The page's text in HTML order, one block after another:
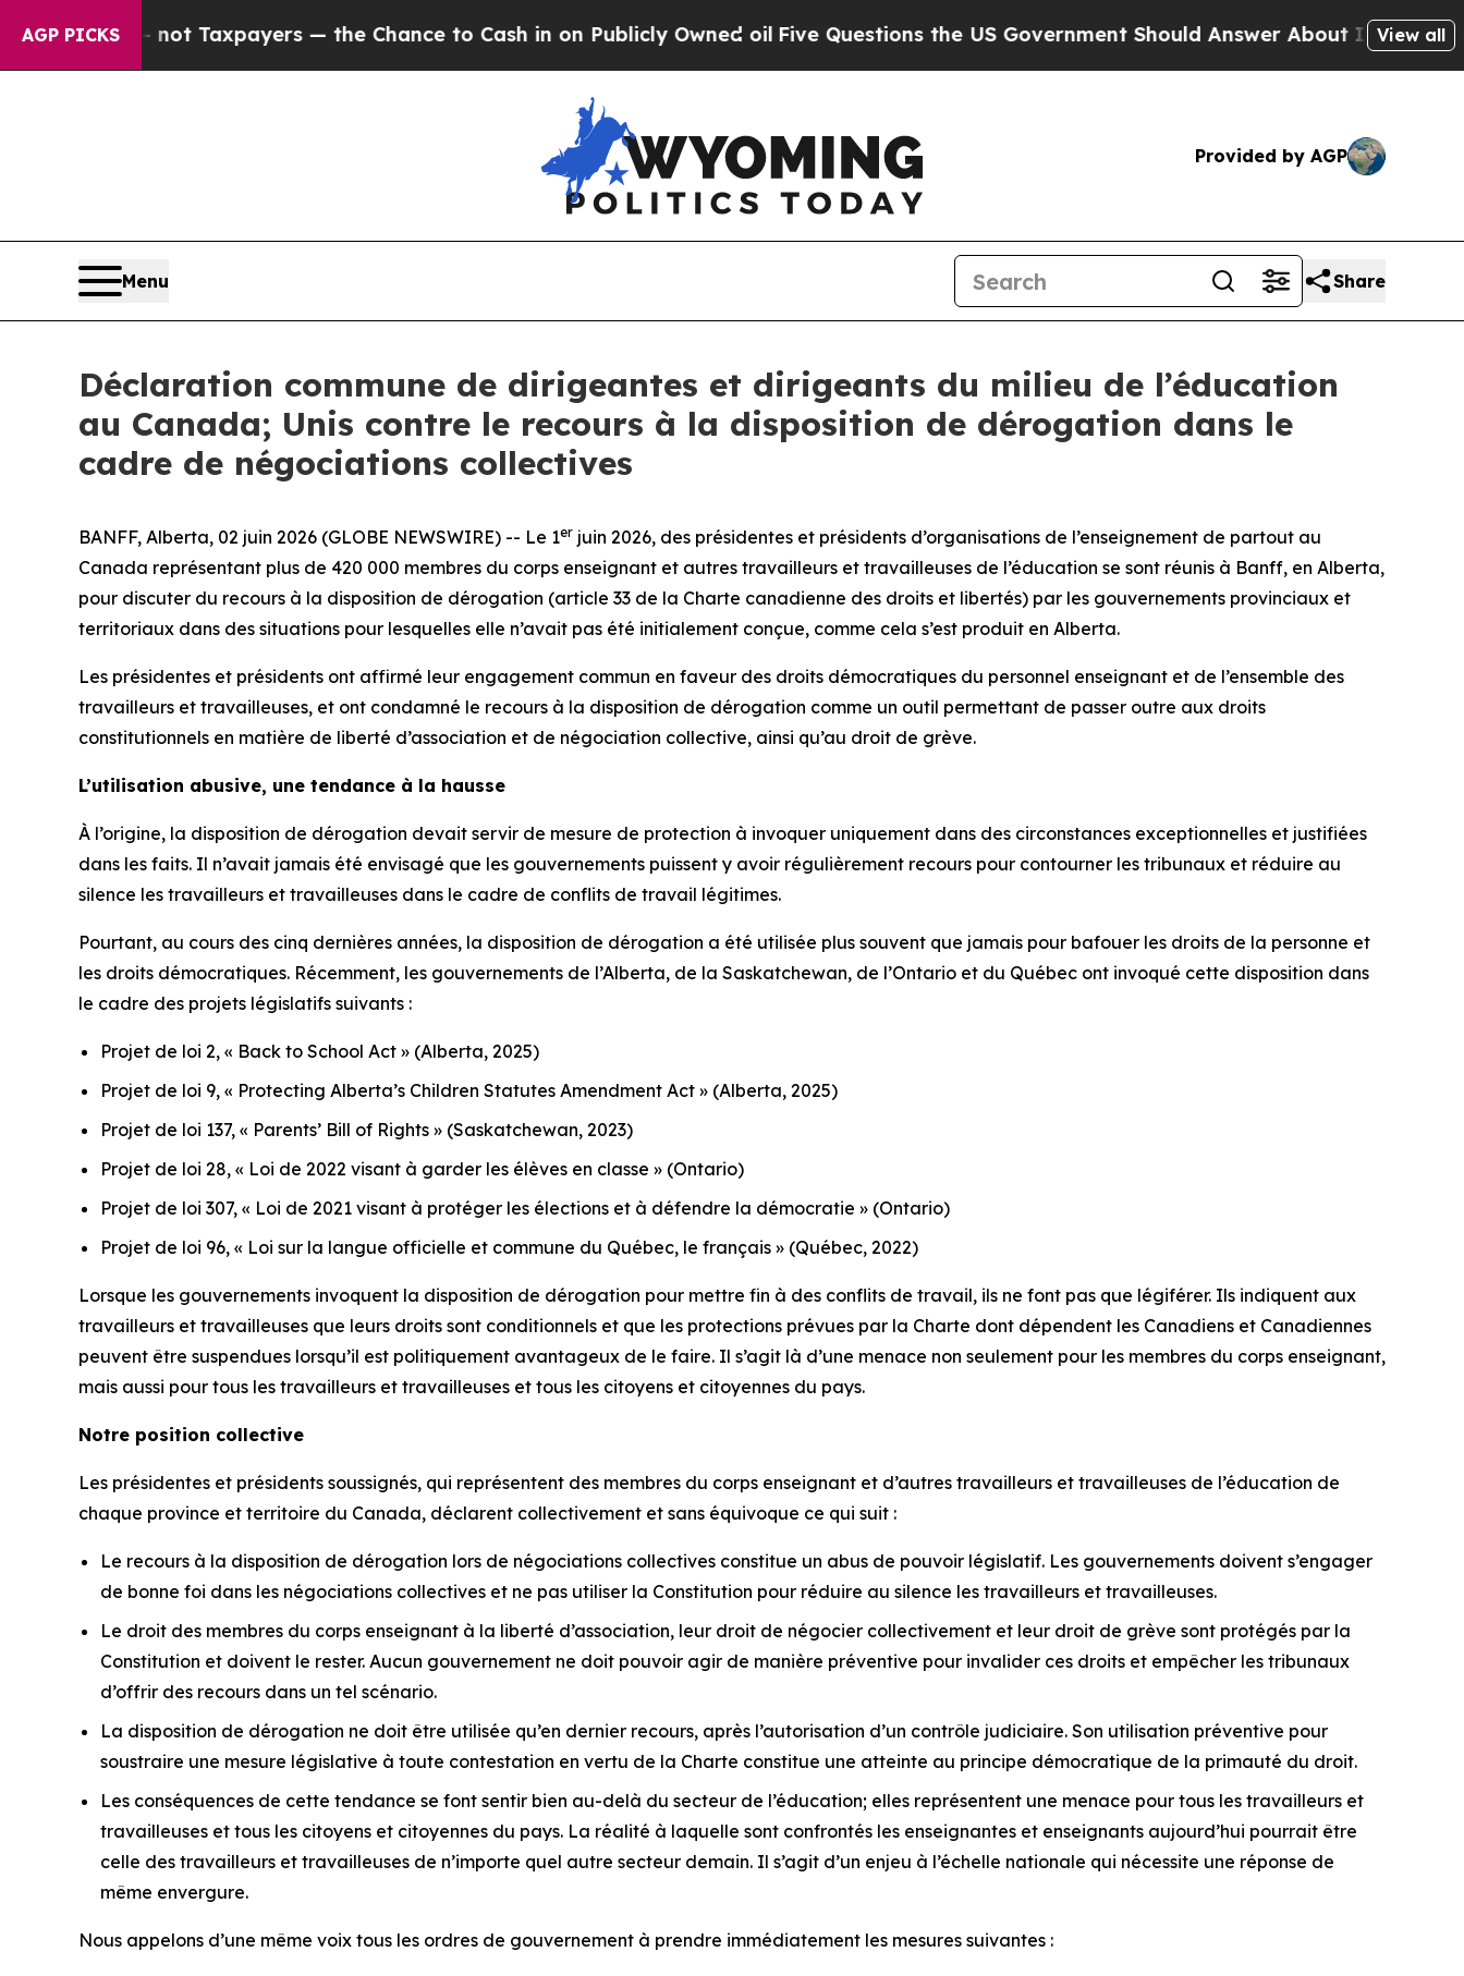
AGP PICKS
not Taxpayers — the Chance to Cash in on Publicly Owned oilFive Questions the US Government Should Answer About Its Secretive Frontier
View all
Provided by AGP
Menu Share
Déclaration commune de dirigeantes et dirigeants du milieu de l’éducation
au Canada; Unis contre le recours à la disposition de dérogation dans le
cadre de négociations collectives
BANFF, Alberta, 02 juin 2026 (GLOBE NEWSWIRE) -- Le 1er juin 2026, des présidentes et présidents d’organisations de l’enseignement de partout au
Canada représentant plus de 420 000 membres du corps enseignant et autres travailleurs et travailleuses de l’éducation se sont réunis à Banff, en Alberta,
pour discuter du recours à la disposition de dérogation (article 33 de la Charte canadienne des droits et libertés) par les gouvernements provinciaux et
territoriaux dans des situations pour lesquelles elle n’avait pas été initialement conçue, comme cela s’est produit en Alberta.
Les présidentes et présidents ont affirmé leur engagement commun en faveur des droits démocratiques du personnel enseignant et de l’ensemble des
travailleurs et travailleuses, et ont condamné le recours à la disposition de dérogation comme un outil permettant de passer outre aux droits
constitutionnels en matière de liberté d’association et de négociation collective, ainsi qu’au droit de grève.
L’utilisation abusive, une tendance à la hausse
À l’origine, la disposition de dérogation devait servir de mesure de protection à invoquer uniquement dans des circonstances exceptionnelles et justifiées
dans les faits. Il n’avait jamais été envisagé que les gouvernements puissent y avoir régulièrement recours pour contourner les tribunaux et réduire au
silence les travailleurs et travailleuses dans le cadre de conflits de travail légitimes.
Pourtant, au cours des cinq dernières années, la disposition de dérogation a été utilisée plus souvent que jamais pour bafouer les droits de la personne et
les droits démocratiques. Récemment, les gouvernements de l’Alberta, de la Saskatchewan, de l’Ontario et du Québec ont invoqué cette disposition dans
le cadre des projets législatifs suivants :
Projet de loi 2, « Back to School Act » (Alberta, 2025)
Projet de loi 9, « Protecting Alberta’s Children Statutes Amendment Act » (Alberta, 2025)
Projet de loi 137, « Parents’ Bill of Rights » (Saskatchewan, 2023)
Projet de loi 28, « Loi de 2022 visant à garder les élèves en classe » (Ontario)
Projet de loi 307, « Loi de 2021 visant à protéger les élections et à défendre la démocratie » (Ontario)
Projet de loi 96, « Loi sur la langue officielle et commune du Québec, le français » (Québec, 2022)
Lorsque les gouvernements invoquent la disposition de dérogation pour mettre fin à des conflits de travail, ils ne font pas que légiférer. Ils indiquent aux
travailleurs et travailleuses que leurs droits sont conditionnels et que les protections prévues par la Charte dont dépendent les Canadiens et Canadiennes
peuvent être suspendues lorsqu’il est politiquement avantageux de le faire. Il s’agit là d’une menace non seulement pour les membres du corps enseignant,
mais aussi pour tous les travailleurs et travailleuses et tous les citoyens et citoyennes du pays.
Notre position collective
Les présidentes et présidents soussignés, qui représentent des membres du corps enseignant et d’autres travailleurs et travailleuses de l’éducation de
chaque province et territoire du Canada, déclarent collectivement et sans équivoque ce qui suit :
Le recours à la disposition de dérogation lors de négociations collectives constitue un abus de pouvoir législatif. Les gouvernements doivent s’engager
de bonne foi dans les négociations collectives et ne pas utiliser la Constitution pour réduire au silence les travailleurs et travailleuses.
Le droit des membres du corps enseignant à la liberté d’association, leur droit de négocier collectivement et leur droit de grève sont protégés par la
Constitution et doivent le rester. Aucun gouvernement ne doit pouvoir agir de manière préventive pour invalider ces droits et empêcher les tribunaux
d’offrir des recours dans un tel scénario.
La disposition de dérogation ne doit être utilisée qu’en dernier recours, après l’autorisation d’un contrôle judiciaire. Son utilisation préventive pour
soustraire une mesure législative à toute contestation en vertu de la Charte constitue une atteinte au principe démocratique de la primauté du droit.
Les conséquences de cette tendance se font sentir bien au-delà du secteur de l’éducation; elles représentent une menace pour tous les travailleurs et
travailleuses et tous les citoyens et citoyennes du pays. La réalité à laquelle sont confrontés les enseignantes et enseignants aujourd’hui pourrait être
celle des travailleurs et travailleuses de n’importe quel autre secteur demain. Il s’agit d’un enjeu à l’échelle nationale qui nécessite une réponse de
même envergure.
Nous appelons d’une même voix tous les ordres de gouvernement à prendre immédiatement les mesures suivantes :